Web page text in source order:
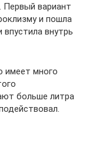
Первый вариант
и пошла
впустила внутрь
имеет много
больше литра